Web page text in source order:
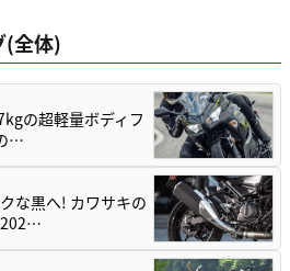
(全体)
の超軽量ボディフ
…
な黒へ! カワサキの
202…